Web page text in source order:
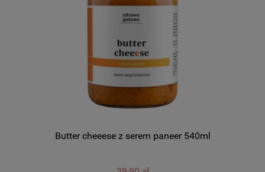
Butter cheeese z serem paneer 540ml